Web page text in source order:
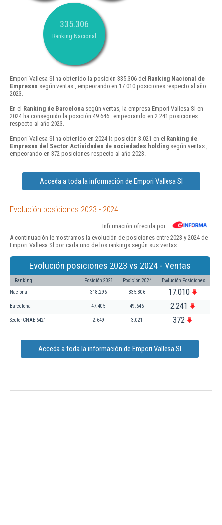
335.306
Ranking Nacional
Empori Vallesa Sl ha obtenido la posición 335.306 del Ranking Nacional de
Empresas según ventas , empeorando en 17.010 posiciones respecto al año
2023.
En el Ranking de Barcelona según ventas, la empresa Empori Vallesa Sl en
2024 ha conseguido la posición 49.646 , empeorando en 2.241 posiciones
respecto al año 2023.
Empori Vallesa Sl ha obtenido en 2024 la posición 3.021 en el Ranking de
Empresas del Sector Actividades de sociedades holding según ventas ,
empeorando en 372 posiciones respecto al año 2023.
Acceda a toda la información de Empori Vallesa Sl
Evolución posiciones 2023 - 2024
Información ofrecida por
A continuación le mostramos la evolución de posiciones entre 2023 y 2024 de
Empori Vallesa Sl por cada uno de los rankings según sus ventas:
Evolución posiciones 2023 vs 2024 - Ventas
Ranking Posición 2023 Posición 2024 Evolución Posiciones
Nacional 318.296 335.306 17.010
Barcelona 47.405 49.646 2.241
Sector CNAE 6421 2.649 3.021 372
Acceda a toda la información de Empori Vallesa Sl